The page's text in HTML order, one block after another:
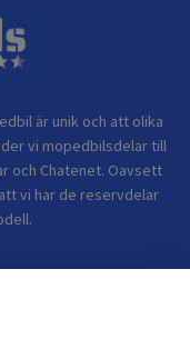
är unik och att olika
vi mopedbilsdelar till
och Chatenet. Oavsett
vi har de reservdelar